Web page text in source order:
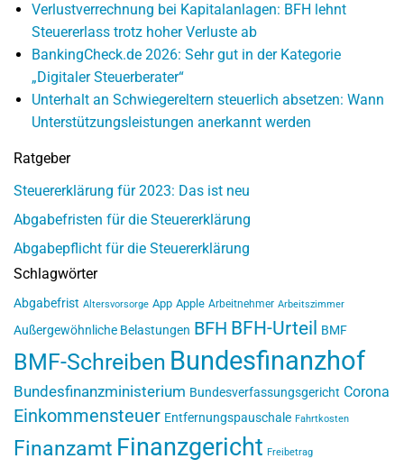
Verlustverrechnung bei Kapitalanlagen: BFH lehnt
Steuererlass trotz hoher Verluste ab
BankingCheck.de 2026: Sehr gut in der Kategorie
„Digitaler Steuerberater“
Unterhalt an Schwiegereltern steuerlich absetzen: Wann
Unterstützungsleistungen anerkannt werden
Ratgeber
Steuererklärung für 2023: Das ist neu
Abgabefristen für die Steuererklärung
Abgabepflicht für die Steuererklärung
Schlagwörter
Abgabefrist Altersvorsorge App Apple Arbeitnehmer Arbeitszimmer
Außergewöhnliche Belastungen BFH BFH-Urteil BMF
BMF-Schreiben Bundesfinanzhof
Bundesfinanzministerium Bundesverfassungsgericht Corona
Einkommensteuer Entfernungspauschale Fahrtkosten
Finanzamt Finanzgericht Freibetrag